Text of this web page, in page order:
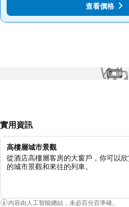
查看價格
查看價格
1 / 60
實用資訊
高樓層城市景觀
從酒店高樓層客房的大窗戶，你可以
的城市景觀和來往的列車。
內容由人工智能總結，未必百分百準確。